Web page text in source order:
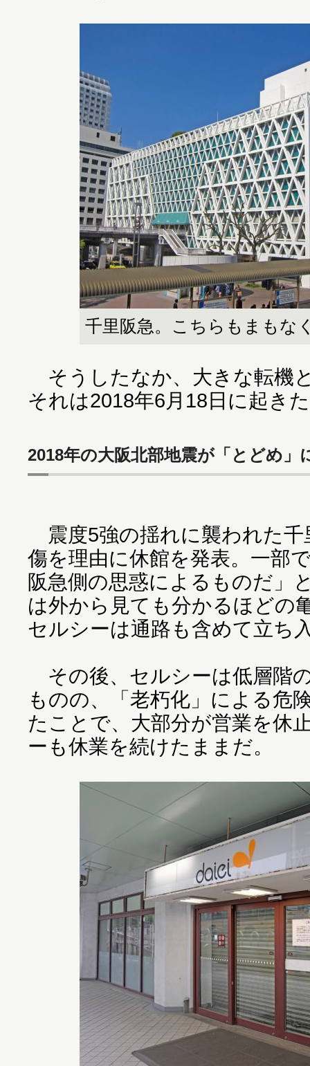
千里阪急。こちらもまもな
そうしたなか、大きな転機
それは2018年6月18日に起き
2018年の大阪北部地震が「とどめ」
震度5強の揺れに襲われた千
傷を理由に休館を発表。一部
阪急側の思惑によるものだ」
は外から見ても分かるほどの
セルシーは通路も含めて立ち
その後、セルシーは低層階
ものの、「老朽化」による危
たことで、大部分が営業を休
ーも休業を続けたままだ。